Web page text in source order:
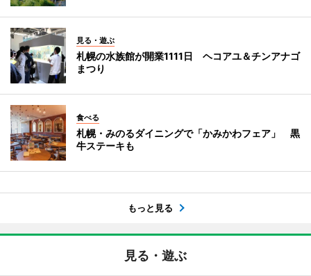
見る・遊ぶ
札幌の水族館が開業1111日 ヘコアユ＆チンアナゴ
まつり
食べる
札幌・みのるダイニングで「かみかわフェア」 黒
牛ステーキも
もっと見る
見る・遊ぶ